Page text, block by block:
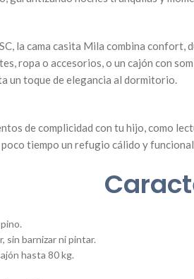
la cama casita Mila combina
ropa o accesorios, o un cajón con
un toque de elegancia al dormitorio.
de complicidad con tu hijo, como
tiempo un refugio cálido y
sin barnizar ni pintar.
hasta 80 kg.